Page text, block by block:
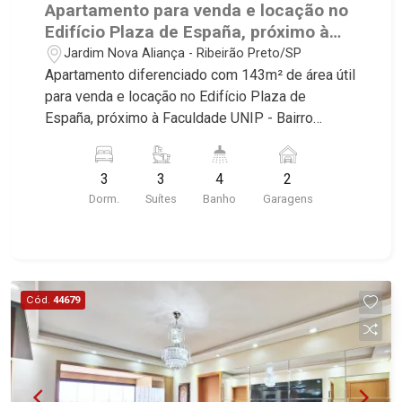
Apartamento para venda e locação no
Edifício Plaza de España, próximo à
Faculdade UNIP - Ribeirão Preto/SP.
Jardim Nova Aliança - Ribeirão Preto/SP
Apartamento diferenciado com 143m² de área útil
para venda e locação no Edifício Plaza de
España, próximo à Faculdade UNIP - Bairro
as características deste imóvel que a Martinelli
Imobiliária selecionou para você: - 143m² de área
blindex - 2 vagas - Fino acabamento, alto padrão
Martinelli Imobiliária - excelência absoluta no
mercado imobiliário de Ribeirão Preto.
Referência em imóveis de alto padrão, somos
especialistas na venda e locação de
apartamentos nos condomínios mais desejados
3
Dorm.
3
Suítes
4
Banho
2
Garagens
Cód. 44679